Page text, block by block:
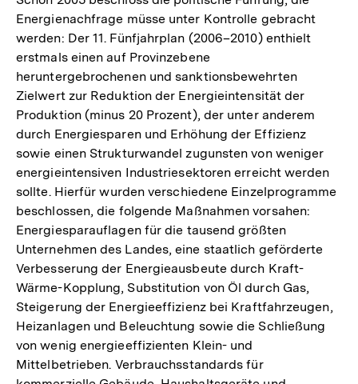
Fußnote
Energienachfrage müsse unter Kontrolle gebracht
werden: Der 11. Fünfjahrplan (2006–2010) enthielt
erstmals einen auf Provinzebene
heruntergebrochenen und sanktionsbewehrten
Zielwert zur Reduktion der Energieintensität der
Produktion (minus 20 Prozent), der unter anderem
durch Energiesparen und Erhöhung der Effizienz
sowie einen Strukturwandel zugunsten von weniger
energieintensiven Industriesektoren erreicht werden
sollte. Hierfür wurden verschiedene Einzelprogramme
beschlossen, die folgende Maßnahmen vorsahen:
Energiesparauflagen für die tausend größten
Unternehmen des Landes, eine staatlich geförderte
Verbesserung der Energieausbeute durch Kraft-
Wärme-Kopplung, Substitution von Öl durch Gas,
Steigerung der Energieeffizienz bei Kraftfahrzeugen,
Heizanlagen und Beleuchtung sowie die Schließung
von wenig energieeffizienten Klein- und
Mittelbetrieben. Verbrauchsstandards für